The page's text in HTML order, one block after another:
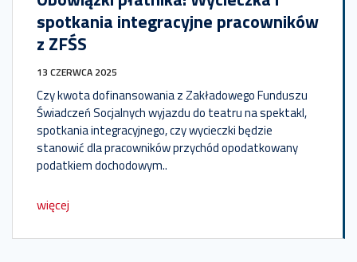
spotkania integracyjne pracowników
z ZFŚS
13 CZERWCA 2025
Czy kwota dofinansowania z Zakładowego Funduszu
Świadczeń Socjalnych wyjazdu do teatru na spektakl,
spotkania integracyjnego, czy wycieczki będzie
stanowić dla pracowników przychód opodatkowany
podatkiem dochodowym..
więcej